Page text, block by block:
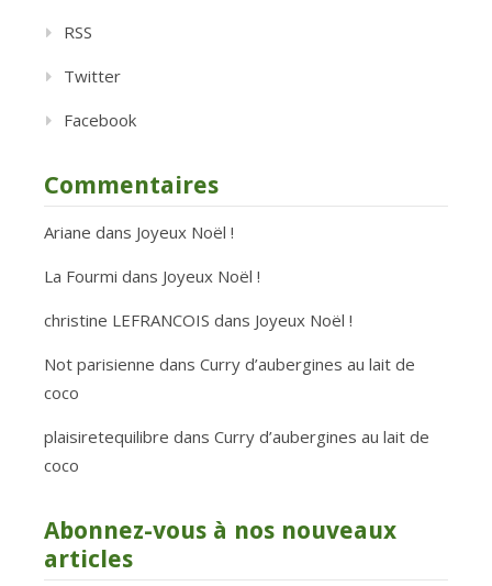
RSS
Twitter
Facebook
Commentaires
Ariane dans Joyeux Noël !
La Fourmi dans Joyeux Noël !
christine LEFRANCOIS dans Joyeux Noël !
Not parisienne dans Curry d’aubergines au lait de
coco
plaisiretequilibre dans Curry d’aubergines au lait de
coco
Abonnez-vous à nos nouveaux
articles